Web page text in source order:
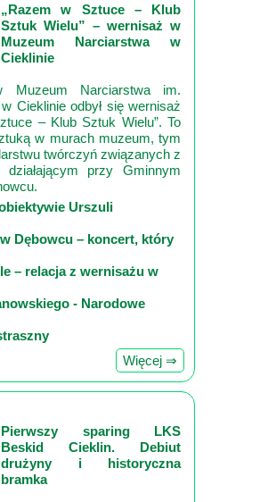
„Razem w Sztuce – Klub
Sztuk Wielu” – wernisaż w
Muzeum Narciarstwa w
Cieklinie
Narciarstwa im.
Cieklinie odbył się wernisaż
– Klub Sztuk Wielu”. To
w murach muzeum, tym
twórczyń związanych z
przy Gminnym
Urszuli
Dębowcu – koncert, który
– relacja z wernisażu w
- Narodowe
Więcej ⇒
Pierwszy sparing LKS
Beskid Cieklin. Debiut
drużyny i historyczna
bramka